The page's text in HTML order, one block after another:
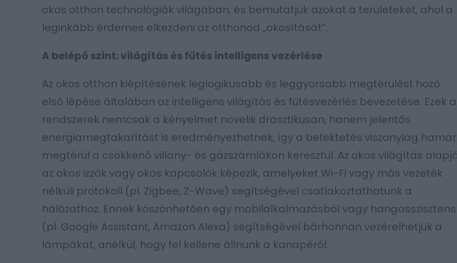
okos otthon technológiák világában, és bemutatjuk azokat a területeket, ahol a
leginkább érdemes elkezdeni az otthonod „okosítását”.
A belépő szint: világítás és fűtés intelligens vezérlése
Az okos otthon kiépítésének leglogikusabb és leggyorsabb megtérülést hozó
első lépése általában az intelligens világítás és fűtésvezérlés bevezetése. Ezek a
rendszerek nemcsak a kényelmet növelik drasztikusan, hanem jelentős
energiamegtakarítást is eredményezhetnek, így a befektetés viszonylag hamar
megtérül a csökkenő villany- és gázszámlákon keresztül. Az okos világítás
az okos izzók vagy okos kapcsolók képezik, amelyeket Wi-Fi vagy más vezeték
nélküli protokoll (pl. Zigbee, Z-Wave) segítségével csatlakoztathatunk a
hálózathoz. Ennek köszönhetően egy mobilalkalmazásból vagy hangasszisztens
(pl. Google Assistant, Amazon Alexa) segítségével bárhonnan vezérelhetjük a
lámpákat, anélkül, hogy fel kellene állnunk a kanapéról.